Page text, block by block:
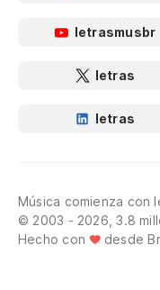
letrasmusbr
letras
letras
Música comienza con
© 2003 - 2026, 3.8
Hecho con
desde